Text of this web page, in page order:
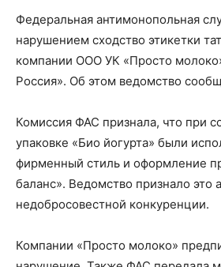
Федеральная антимонопольная
нарушением сходство этикетки
компании ООО УК «Просто
Россия». Об этом ведомство
Комиссия ФАС признала, что при
упаковке «Био йогурта» были
фирменный стиль и оформление
баланс». Ведомство признало это
недобросовестной конкуренции.
Компании «Просто молоко»